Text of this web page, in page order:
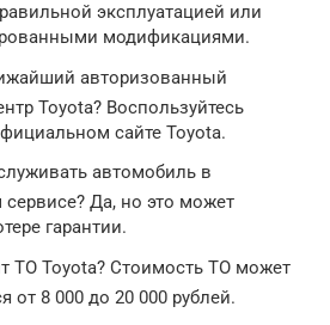
эксплуатацией или
модификациями.
авторизованный
Toyota? Воспользуйтесь
сайте Toyota.
автомобиль в
Да, но это может
гарантии.
ТО Toyota? Стоимость ТО может
от 8 000 до 20 000 рублей.